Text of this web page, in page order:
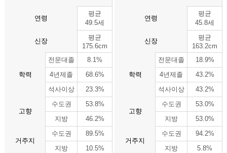
연령
평균
49.5세
신장
평균
175.6cm
학력
전문대졸
8.1%
4년제졸
68.6%
석사이상
23.3%
고향
수도권
53.8%
지방
46.2%
거주지
수도권
89.5%
지방
10.5%
연령
평균
45.8세
신장
평균
163.2cm
학력
전문대졸
18.9%
4년제졸
43.2%
석사이상
43.2%
고향
수도권
53.0%
지방
53.0%
거주지
수도권
94.2%
지방
5.8%